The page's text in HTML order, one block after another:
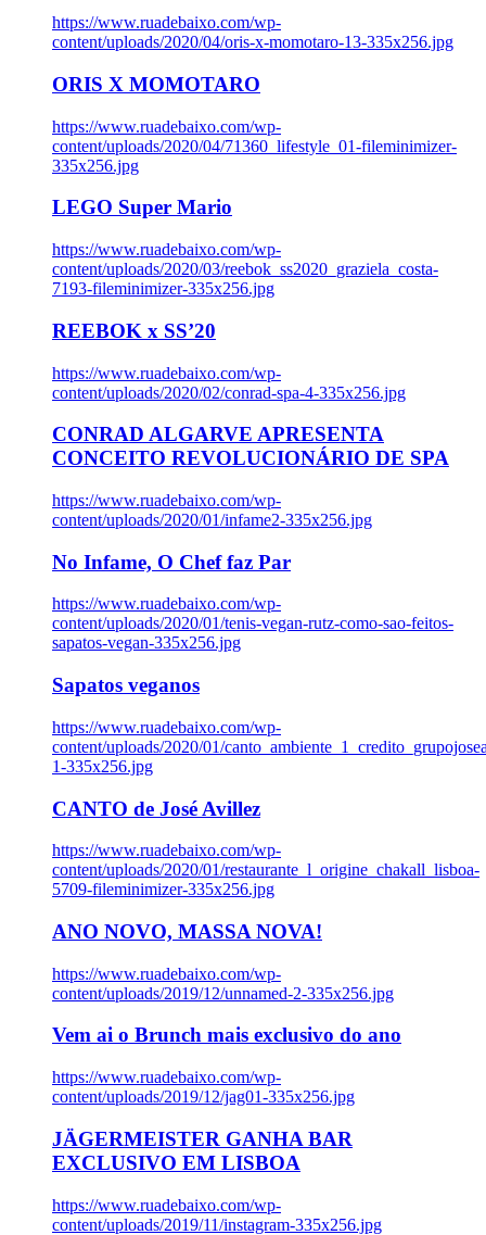
https://www.ruadebaixo.com/wp-
content/uploads/2020/04/oris-x-momotaro-13-335x256.jpg
ORIS X MOMOTARO
https://www.ruadebaixo.com/wp-
content/uploads/2020/04/71360_lifestyle_01-fileminimizer-
335x256.jpg
LEGO Super Mario
https://www.ruadebaixo.com/wp-
content/uploads/2020/03/reebok_ss2020_graziela_costa-
7193-fileminimizer-335x256.jpg
REEBOK x SS’20
https://www.ruadebaixo.com/wp-
content/uploads/2020/02/conrad-spa-4-335x256.jpg
CONRAD ALGARVE APRESENTA
CONCEITO REVOLUCIONÁRIO DE SPA
https://www.ruadebaixo.com/wp-
content/uploads/2020/01/infame2-335x256.jpg
No Infame, O Chef faz Par
https://www.ruadebaixo.com/wp-
content/uploads/2020/01/tenis-vegan-rutz-como-sao-feitos-
sapatos-vegan-335x256.jpg
Sapatos veganos
https://www.ruadebaixo.com/wp-
content/uploads/2020/01/
1-335x256.jpg
CANTO de José Avillez
https://www.ruadebaixo.com/wp-
content/uploads/2020/01/restaurante_l_origine_chakall_lisboa-
5709-fileminimizer-335x256.jpg
ANO NOVO, MASSA NOVA!
https://www.ruadebaixo.com/wp-
content/uploads/2019/12/unnamed-2-335x256.jpg
Vem ai o Brunch mais exclusivo do ano
https://www.ruadebaixo.com/wp-
content/uploads/2019/12/jag01-335x256.jpg
JÄGERMEISTER GANHA BAR
EXCLUSIVO EM LISBOA
https://www.ruadebaixo.com/wp-
content/uploads/2019/11/instagram-335x256.jpg